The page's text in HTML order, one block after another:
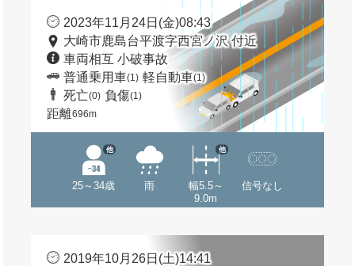
2023年11月24日(金)08:43
大崎市鹿島台平渡字西宮ノ沢 付近
車両相互 小破事故
普通乗用車(1) 軽自動車(1)
死亡(0) 負傷(1)
距離696m
25～34歳
他
雨
幅5.5～
9.0m
他
信号なし
2019年10月26日(土)14:41